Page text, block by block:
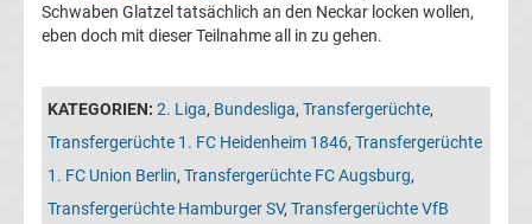
Bielefeld
Leverkusen
Schwaben Glatzel tatsächlich an den Neckar locken wollen,
eben doch mit dieser Teilnahme all in zu gehen.
KATEGORIEN: 2. Liga, Bundesliga, Transfergerüchte,
Transfergerüchte 1. FC Heidenheim 1846, Transfergerüchte
1. FC Union Berlin, Transfergerüchte FC Augsburg,
Transfergerüchte Hamburger SV, Transfergerüchte VfB